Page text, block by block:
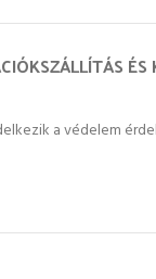
SZÁLLÍTÁS ÉS
a védelem